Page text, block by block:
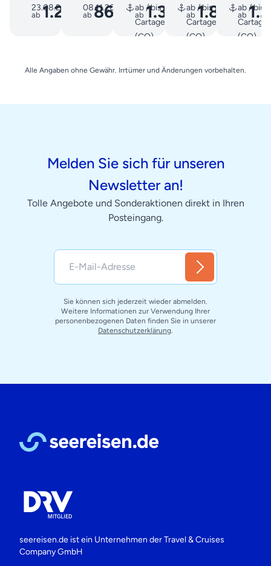
23.08.2026
ab 1.237 €
08.11.2026
ab 868 €
ab / bis
Cartagena
(CO)
ab 1.320€
ab / bis
Cartagena
(CO)
ab 1.819 €
ab / bis
(CO)
ab
Alle Angaben ohne Gewähr. Irrtümer und Änderungen vorbehalten.
Melden Sie sich für unseren
Newsletter an!
Tolle Angebote und Sonderaktionen direkt in Ihren
Posteingang.
Sie können sich jederzeit wieder abmelden.
Weitere Informationen zur Verwendung Ihrer
personenbezogenen Daten finden Sie in unserer
Datenschutzerklärung
seereisen.de ist ein Unternehmen derTravel & Cruises
Company GmbH